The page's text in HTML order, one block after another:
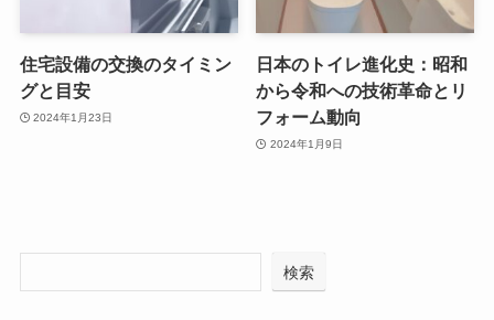
住宅設備の交換のタイミン
グと目安
2024年1月23日
日本のトイレ進化史：昭和
から令和への技術革命とリ
フォーム動向
2024年1月9日
検索